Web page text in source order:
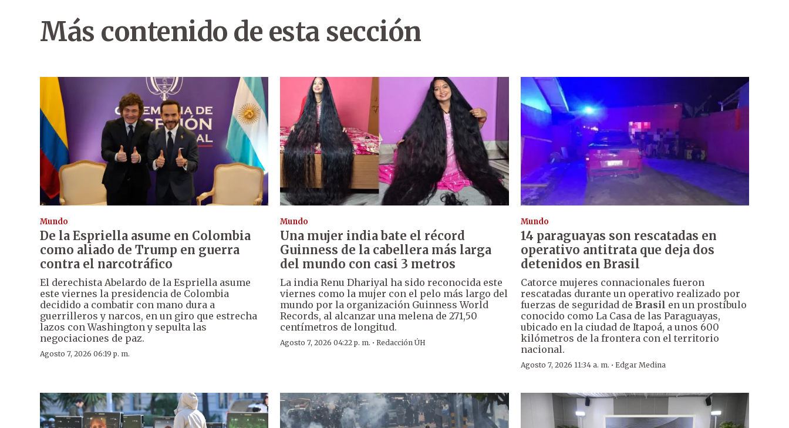
Más contenido de esta sección
Mundo
De la Espriella asume en Colombia
como aliado de Trump en guerra
contra el narcotráfico
El derechista Abelardo de la Espriella asume
este viernes la presidencia de Colombia
decidido a combatir con mano dura a
guerrilleros y narcos, en un giro que estrecha
lazos con Washington y sepulta las
negociaciones de paz.
Agosto 7, 2026 06:19 p. m.
Mundo
Una mujer india bate el récord
Guinness de la cabellera más larga
del mundo con casi 3 metros
La india Renu Dhariyal ha sido reconocida este
viernes como la mujer con el pelo más largo del
mundo por la organización Guinness World
Records, al alcanzar una melena de 271,50
centímetros de longitud.
Agosto 7, 2026 04:22 p. m. ·Redacción ÚH
Mundo
14 paraguayas son rescatadas en
operativo antitrata que deja dos
detenidos en Brasil
Catorce mujeres connacionales fueron
rescatadas durante un operativo realizado por
fuerzas de seguridad de Brasil en un prostíbulo
conocido como La Casa de las Paraguayas,
ubicado en la ciudad de Itapoá, a unos 600
kilómetros de la frontera con el territorio
nacional.
Agosto 7, 2026 11:34 a. m. · Edgar Medina